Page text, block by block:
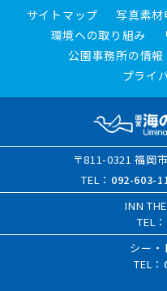
サイトマップ 写真素材
環境への取り組み
公園事務所の情報
プライ
〒811-0321 福岡
TEL： 092-603-
INN
TEL：
シー
TEL：